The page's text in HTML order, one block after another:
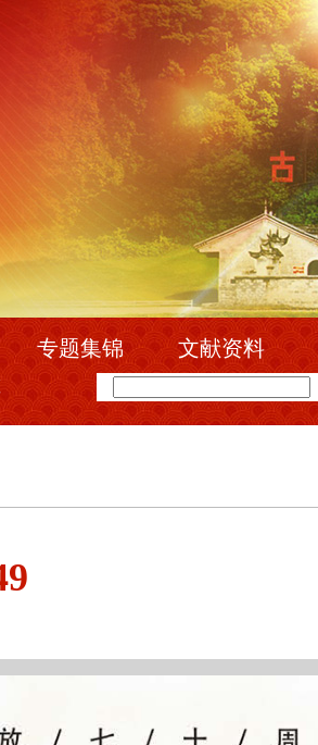
专题集锦 文献资料